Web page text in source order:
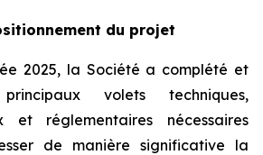
du projet
2025, la Société a complété et
volets techniques,
et réglementaires nécessaires
de manière significative la